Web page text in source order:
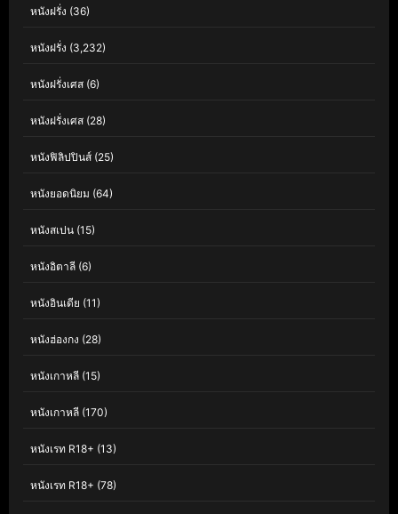
หนังฝรั่ง (36)
หนังฝรั่ง (3,232)
หนังฝรั่งเศส (6)
หนังฝรั่งเศส (28)
หนังฟิลิปปินส์ (25)
หนังยอดนิยม (64)
หนังสเปน (15)
หนังอิตาลี (6)
หนังอินเดีย (11)
หนังฮ่องกง (28)
หนังเกาหลี (15)
หนังเกาหลี (170)
หนังเรท R18+ (13)
หนังเรท R18+ (78)